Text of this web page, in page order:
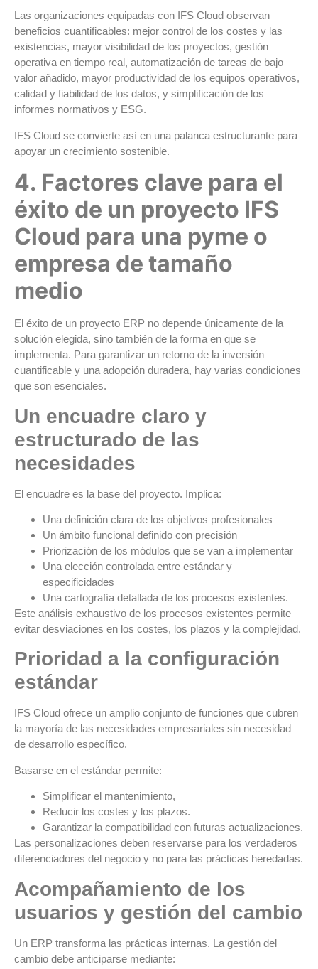
Las organizaciones equipadas con IFS Cloud observan
beneficios cuantificables: mejor control de los costes y las
existencias, mayor visibilidad de los proyectos, gestión
operativa en tiempo real, automatización de tareas de bajo
valor añadido, mayor productividad de los equipos operativos,
calidad y fiabilidad de los datos, y simplificación de los
informes normativos y ESG.
IFS Cloud se convierte así en una palanca estructurante para
apoyar un crecimiento sostenible.
4. Factores clave para el
éxito de un proyecto IFS
Cloud para una pyme o
empresa de tamaño
medio
El éxito de un proyecto ERP no depende únicamente de la
solución elegida, sino también de la forma en que se
implementa. Para garantizar un retorno de la inversión
cuantificable y una adopción duradera, hay varias condiciones
que son esenciales.
Un encuadre claro y
estructurado de las
necesidades
El encuadre es la base del proyecto. Implica:
Una definición clara de los objetivos profesionales
Un ámbito funcional definido con precisión
Priorización de los módulos que se van a implementar
Una elección controlada entre estándar y
especificidades
Una cartografía detallada de los procesos existentes.
Este análisis exhaustivo de los procesos existentes permite
evitar desviaciones en los costes, los plazos y la complejidad.
Prioridad a la configuración
estándar
IFS Cloud ofrece un amplio conjunto de funciones que cubren
la mayoría de las necesidades empresariales sin necesidad
de desarrollo específico.
Basarse en el estándar permite:
Simplificar el mantenimiento,
Reducir los costes y los plazos.
Garantizar la compatibilidad con futuras actualizaciones.
Las personalizaciones deben reservarse para los verdaderos
diferenciadores del negocio y no para las prácticas heredadas.
Acompañamiento de los
usuarios y gestión del cambio
Un ERP transforma las prácticas internas. La gestión del
cambio debe anticiparse mediante: